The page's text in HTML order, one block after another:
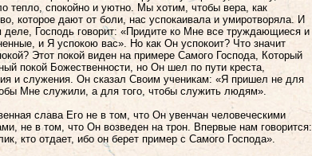
тепло, спокойно и уютно. Мы хотим, чтобы вера, как
которое дают от боли, нас успокаивала и умиротворяла. И
деле, Господь говорит: «Придите ко Мне все труждающиеся и
и Я успокою вас». Но как Он успокоит? Что значит
Этот покой виден на примере Самого Господа, Который
покой Божественности, но Он шел по пути креста,
и служения. Он сказал Своим ученикам: «Я пришел не для
Мне служили, а для того, чтобы служить людям».
слава Его не в том, что Он увенчан человеческими
не в том, что Он возведен на трон. Впервые нам говорится:
кто отдает, ибо он берет пример с Самого Господа».